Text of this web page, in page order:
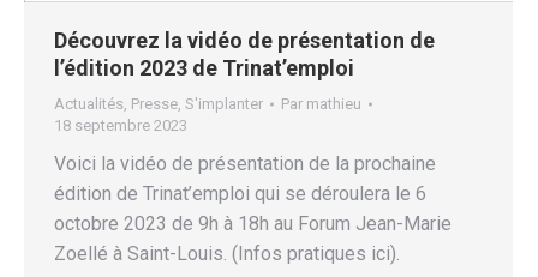
Découvrez la vidéo de présentation de
l’édition 2023 de Trinat’emploi
Actualités, Presse, S'implanter Par mathieu
18 septembre 2023
Voici la vidéo de présentation de la prochaine
édition de Trinat’emploi qui se déroulera le 6
octobre 2023 de 9h à 18h au Forum Jean-Marie
Zoellé à Saint-Louis. (Infos pratiques ici).